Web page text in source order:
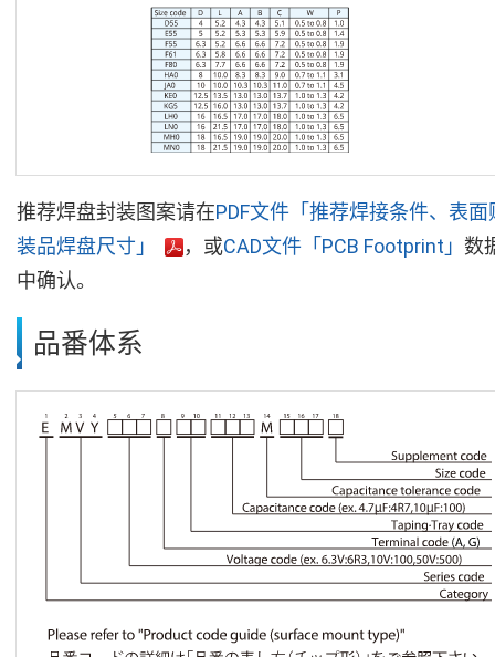
推荐焊盘封装图案请在PDF文件「推荐焊接条件、表面
装品焊盘尺寸」
，或CAD文件「PCB Footprint」 数
中确认。
品番体系